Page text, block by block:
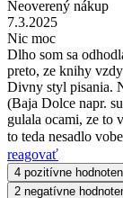
Neoverený nákup
7.3.2025
Nic moc
Dlho som sa
preto, ze knihy
Divny styl pisania.
(Baja Dolce napr.
gulala ocami, ze to
to teda nesadlo
reagovať
4 pozitívne
2 negatívne